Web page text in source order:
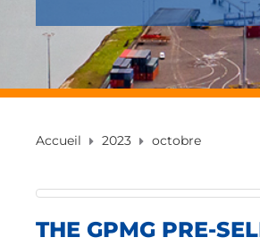
Accueil 2023 octobre
THE GPMG PRE-